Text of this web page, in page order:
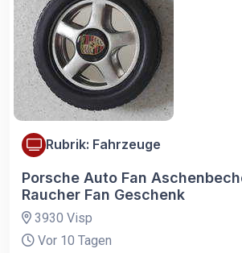
Rubrik: Fahrzeuge
Porsche Auto Fan
Raucher Fan Geschenk
3930 Visp
Vor 10 Tagen